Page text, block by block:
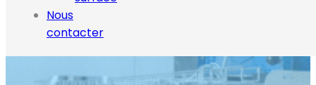
Nous
contacter